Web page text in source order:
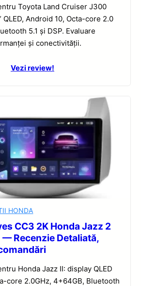
Toyota Land Cruiser J300
QLED, Android 10, Octa-core 2.0
5.1 și DSP. Evaluare
și conectivității.
Vezi review!
HONDA
CC3 2K Honda Jazz 2
Recenzie Detaliată,
Honda Jazz II: display QLED
core 2.0GHz, 4+64GB, Bluetooth